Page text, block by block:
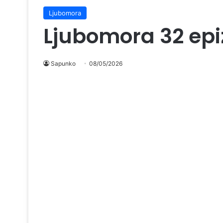
Ljubomora
Ljubomora 32
Sapunko 08/05/2026